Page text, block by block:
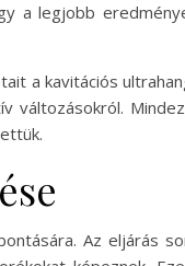
a legjobb
a kavitációs
Az eljárás